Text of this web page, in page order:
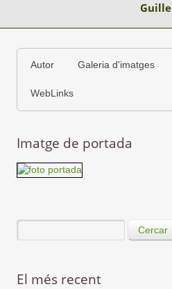
Guille
Autor Galeria d'imatges
WebLinks
Imatge de portada
Cercar
El més recent